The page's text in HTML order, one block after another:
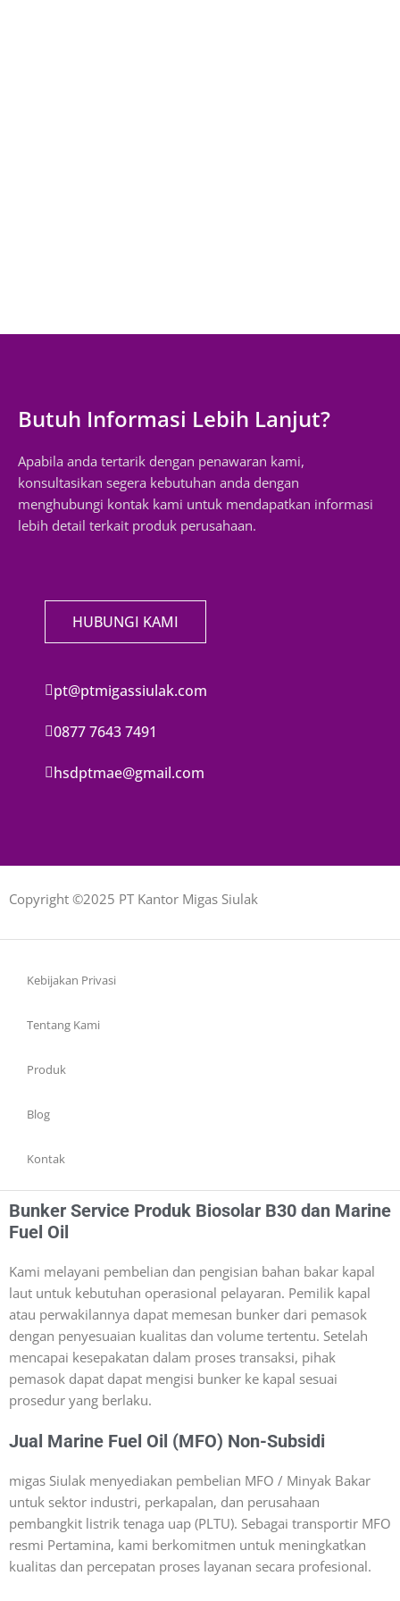
Butuh Informasi Lebih Lanjut?
Apabila anda tertarik dengan penawaran kami,
konsultasikan segera kebutuhan anda dengan
menghubungi kontak kami untuk mendapatkan informasi
lebih detail terkait produk perusahaan.
HUBUNGI KAMI
pt@ptmigassiulak.com
0877 7643 7491
hsdptmae@gmail.com
Copyright ©2025 PT Kantor Migas Siulak
Kebijakan Privasi
Tentang Kami
Produk
Blog
Kontak
Bunker Service Produk Biosolar B30 dan Marine
Fuel Oil
Kami melayani pembelian dan pengisian bahan bakar kapal
laut untuk kebutuhan operasional pelayaran. Pemilik kapal
atau perwakilannya dapat memesan bunker dari pemasok
dengan penyesuaian kualitas dan volume tertentu. Setelah
mencapai kesepakatan dalam proses transaksi, pihak
pemasok dapat dapat mengisi bunker ke kapal sesuai
prosedur yang berlaku.
Jual Marine Fuel Oil (MFO) Non-Subsidi
migas Siulak menyediakan pembelian MFO / Minyak Bakar
untuk sektor industri, perkapalan, dan perusahaan
pembangkit listrik tenaga uap (PLTU). Sebagai transportir MFO
resmi Pertamina, kami berkomitmen untuk meningkatkan
kualitas dan percepatan proses layanan secara profesional.